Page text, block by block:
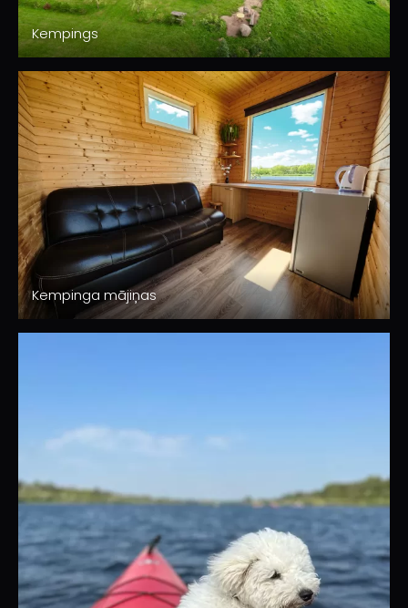
Kempings
Kempinga mājiņas